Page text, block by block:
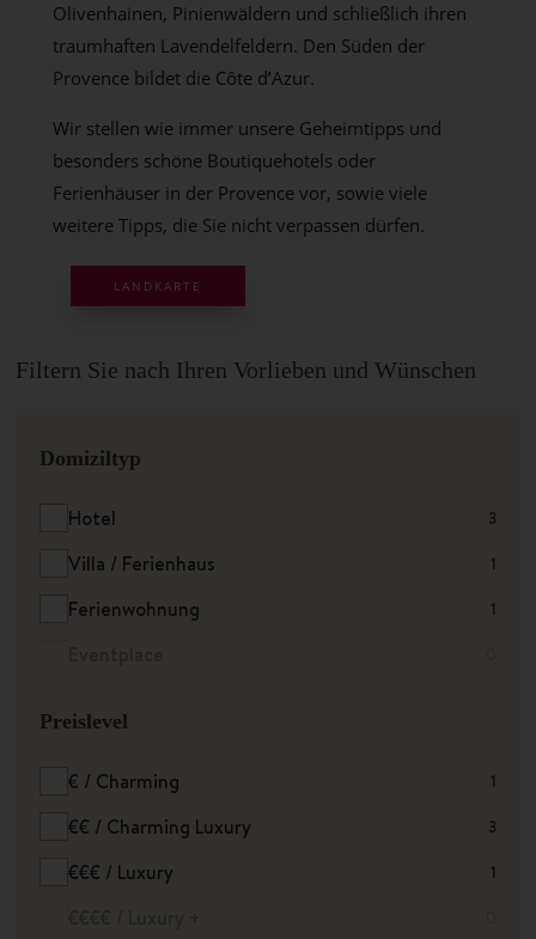
Olivenhainen, Pinienwäldern und schließlich ihren
traumhaften Lavendelfeldern. Den Süden der
Provence bildet die Côte d’Azur.
Wir stellen wie immer unsere Geheimtipps und
besonders schöne Boutiquehotels oder
Ferienhäuser in der Provence vor, sowie viele
weitere Tipps, die Sie nicht verpassen dürfen.
LANDKARTE
Filtern Sie nach Ihren Vorlieben und Wünschen
Domiziltyp
Hotel 3
Villa / Ferienhaus 1
Ferienwohnung 1
Preislevel
€ / Charming 1
€€ / Charming Luxury 3
€€€ / Luxury 1